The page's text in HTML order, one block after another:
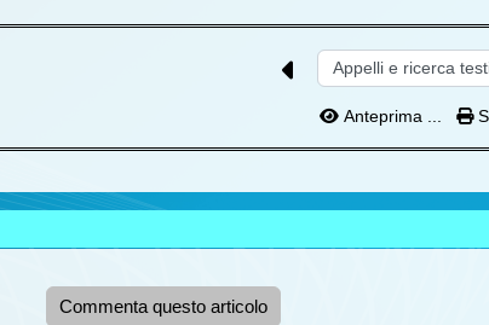
Anteprima ...
Commenta questo articolo